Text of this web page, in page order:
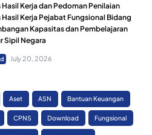
Hasil Kerja dan Pedoman Penilaian
Hasil Kerja Pejabat Fungsional Bidang
Kapasitas dan Pembelajaran
Sipil Negara
July 20, 2026
Aset ASN Bantuan Keuangan
CPNS Download Fungsional